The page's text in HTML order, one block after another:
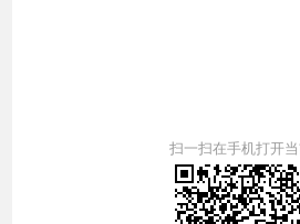
扫一扫在手机打开